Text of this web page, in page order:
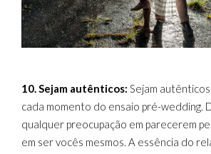
10. Sejam autênticos: Sejam
cada momento do ensaio pré-wedding.
qualquer preocupação em parecerem
em ser vocês mesmos. A essência do